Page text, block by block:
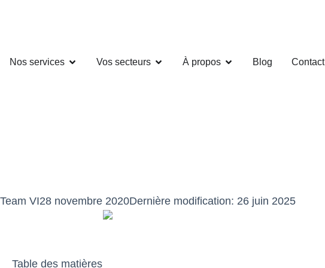
Nos services Vos secteurs À propos Blog Contact
Team VI28 novembre 2020Dernière modification: 26 juin 2025
Table des matières